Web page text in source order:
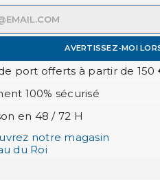
AVERTISSEZ-MOI
port offerts à partir de 150
100% sécurisé
en 48 / 72 H
notre magasin
du Roi